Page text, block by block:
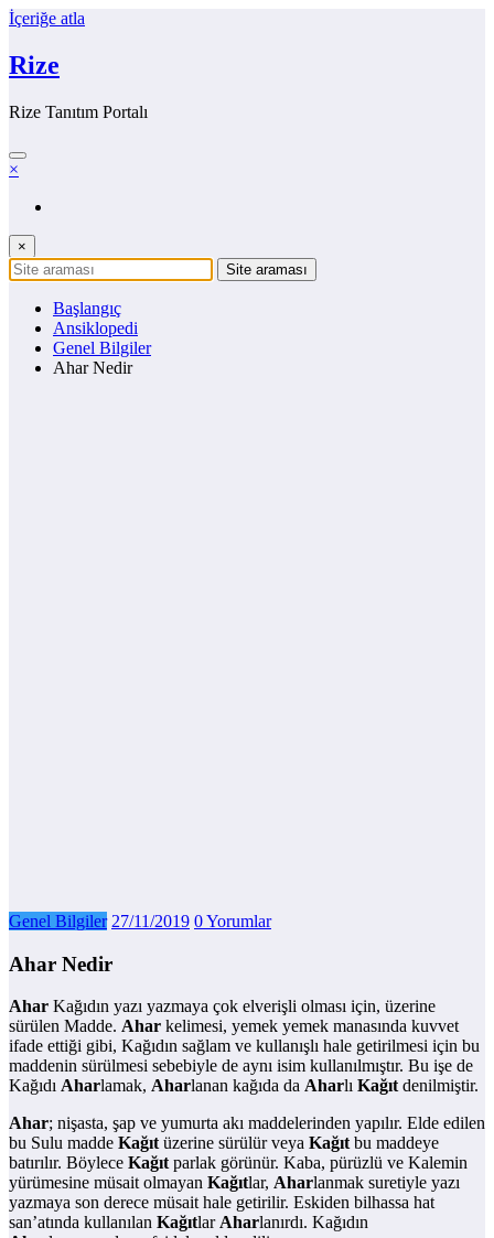
İçeriğe atla
Rize
Rize Tanıtım Portalı
×
×
Başlangıç
Ansiklopedi
Genel Bilgiler
Ahar Nedir
Genel Bilgiler 27/11/2019 0 Yorumlar
Ahar Nedir
Ahar Kağıdın yazı yazmaya çok elverişli olması için, üzerine
sürülen Madde. Ahar kelimesi, yemek yemek manasında kuvvet
ifade ettiği gibi, Kağıdın sağlam ve kullanışlı hale getirilmesi için bu
maddenin sürülmesi sebebiyle de aynı isim kullanılmıştır. Bu işe de
Kağıdı Aharlamak, Aharlanan kağıda da Aharlı Kağıt denilmiştir.
Ahar; nişasta, şap ve yumurta akı maddelerinden yapılır. Elde edilen
bu Sulu madde Kağıt üzerine sürülür veya Kağıt bu maddeye
batırılır. Böylece Kağıt parlak görünür. Kaba, pürüzlü ve Kalemin
yürümesine müsait olmayan Kağıtlar, Aharlanmak suretiyle yazı
yazmaya son derece müsait hale getirilir. Eskiden bilhassa hat
san’atında kullanılan Kağıtlar Aharlanırdı. Kağıdın